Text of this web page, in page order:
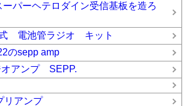
パーヘテロダイン受信基板を造ろ
電池管ラジオ キット
のsepp amp
オアンプ SEPP.
リアンプ